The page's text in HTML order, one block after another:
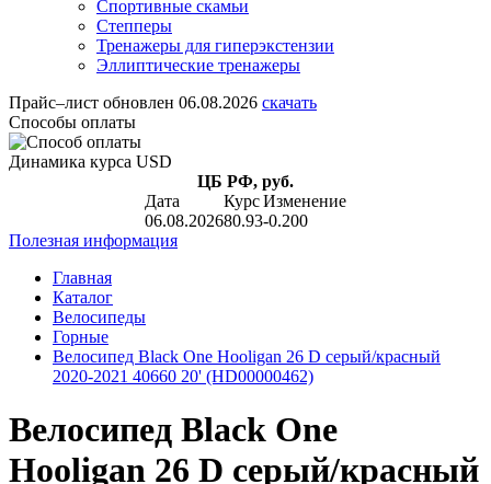
Спортивные скамьи
Степперы
Тренажеры для гиперэкстензии
Эллиптические тренажеры
Прайс–лист обновлен 06.08.2026 скачать
Способы оплаты
Динамика курса USD
ЦБ РФ, руб.
Дата
КурсИзменение
06.08.202680.93-0.200
Полезная информация
Главная
Каталог
Велосипеды
Горные
Велосипед Black One Hooligan 26 D серый/красный
2020-2021 40660 20' (HD00000462)
Велосипед Black One
Hooligan 26 D серый/красный